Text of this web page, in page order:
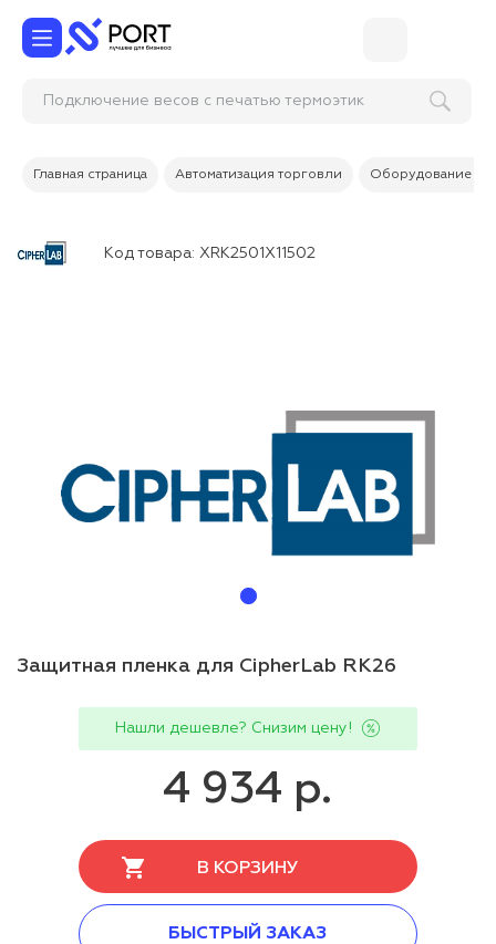
Подключение весов с печатью термоэ
Главная страница Автоматизация торговли Оборудование
Код товара: XRK2501X11502
Защитная пленка для CipherLab RK26
Нашли дешевле? Снизим цену!
4 934 р.
В КОРЗИНУ
БЫСТРЫЙ ЗАКАЗ